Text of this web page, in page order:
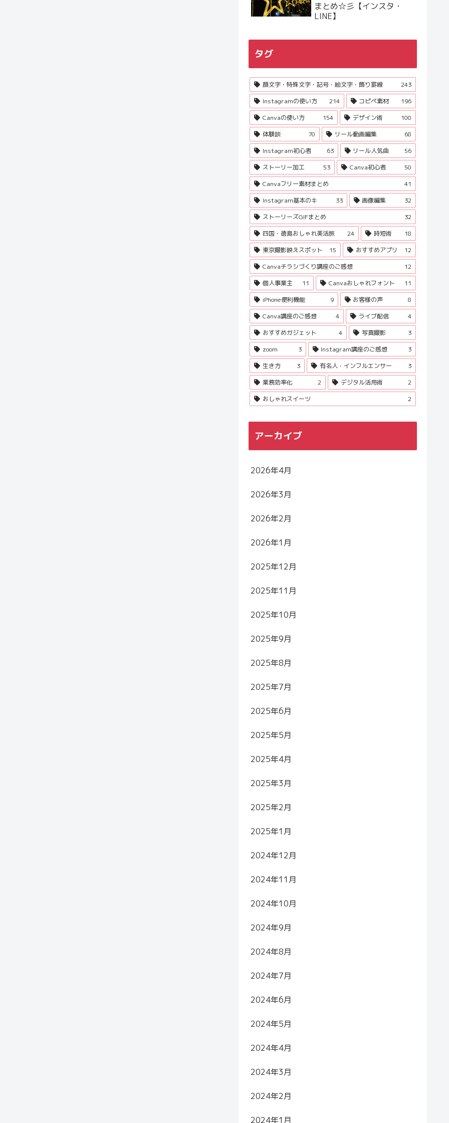
まとめ☆彡【インスタ・
LINE】
タグ
顔文字・特殊文字・記号・絵文字・飾り罫線
243
Instagramの使い方
214 コピペ素材
196
Canvaの使い方
154 デザイン術
100
体験談
70 リール動画編集
68
Instagram初心者
63 リール人気曲
56
ストーリー加工
53 Canva初心者
50
Canvaフリー素材まとめ
41
Instagram基本のキ
33 画像編集
32
ストーリーズGIFまとめ
32
四国・徳島おしゃれ美活旅
24 時短術
18
東京撮影映えスポット
15 おすすめアプリ
12
Canvaチラシづくり講座のご感想
12
個人事業主
11 Canvaおしゃれフォント
11
iPhone便利機能
9 お客様の声
8
Canva講座のご感想
4 ライブ配信
4
おすすめガジェット
4 写真撮影
3
zoom
3 Instagram講座のご感想
3
生き方
3 有名人・インフルエンサー
3
業務効率化
2 デジタル活用術
2
おしゃれスイーツ
2
アーカイブ
2026年4月
2026年3月
2026年2月
2026年1月
2025年12月
2025年11月
2025年10月
2025年9月
2025年8月
2025年7月
2025年6月
2025年5月
2025年4月
2025年3月
2025年2月
2025年1月
2024年12月
2024年11月
2024年10月
2024年9月
2024年8月
2024年7月
2024年6月
2024年5月
2024年4月
2024年3月
2024年2月
2024年1月